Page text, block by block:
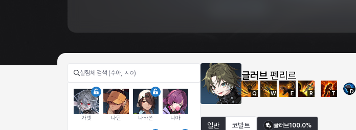
가넷 나딘 나타폰 니아
글러브 펜리르
Q W E R T D
일반 코발트 글러브100.0%